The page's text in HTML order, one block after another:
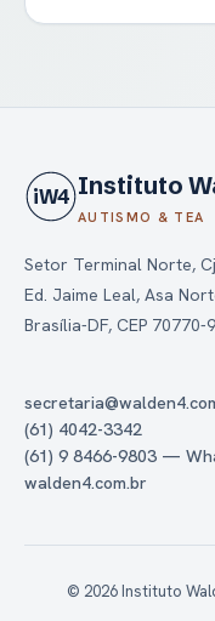
iW4 Instituto
AUTISMO & TEA
Setor Terminal Norte,
Ed. Jaime Leal, Asa
Brasília-DF, CEP 70770-
(61) 4042-3342
(61) 9 8466-9803 —
walden4.com.br
© 2026 Instituto